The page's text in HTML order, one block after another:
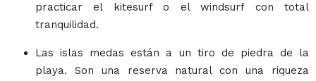
practicar el kitesurf o el windsurf con total
tranquilidad.
Las islas medas están a un tiro de piedra de la
playa. Son una reserva natural con una riqueza